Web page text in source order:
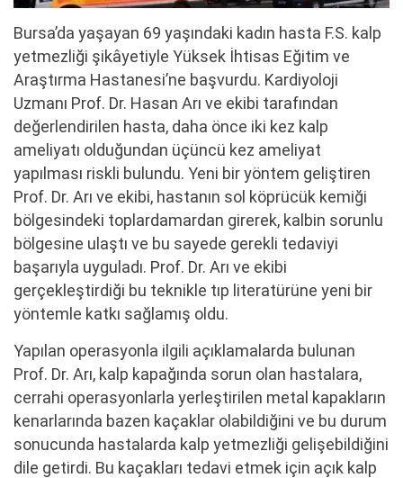
Bursa’da yaşayan 69 yaşındaki kadın hasta F.S. kalp
yetmezliği şikâyetiyle Yüksek İhtisas Eğitim ve
Araştırma Hastanesi’ne başvurdu. Kardiyoloji
Uzmanı Prof. Dr. Hasan Arı ve ekibi tarafından
değerlendirilen hasta, daha önce iki kez kalp
ameliyatı olduğundan üçüncü kez ameliyat
yapılması riskli bulundu. Yeni bir yöntem geliştiren
Prof. Dr. Arı ve ekibi, hastanın sol köprücük kemiği
bölgesindeki toplardamardan girerek, kalbin sorunlu
bölgesine ulaştı ve bu sayede gerekli tedaviyi
başarıyla uyguladı. Prof. Dr. Arı ve ekibi
gerçekleştirdiği bu teknikle tıp literatürüne yeni bir
yöntemle katkı sağlamış oldu.
Yapılan operasyonla ilgili açıklamalarda bulunan
Prof. Dr. Arı, kalp kapağında sorun olan hastalara,
cerrahi operasyonlarla yerleştirilen metal kapakların
kenarlarında bazen kaçaklar olabildiğini ve bu durum
sonucunda hastalarda kalp yetmezliği gelişebildiğini
dile getirdi. Bu kaçakları tedavi etmek için açık kalp